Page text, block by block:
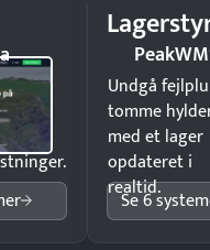
7 til
Undgå
tomme
med et lager
opdateret i
realtid.
Se 6